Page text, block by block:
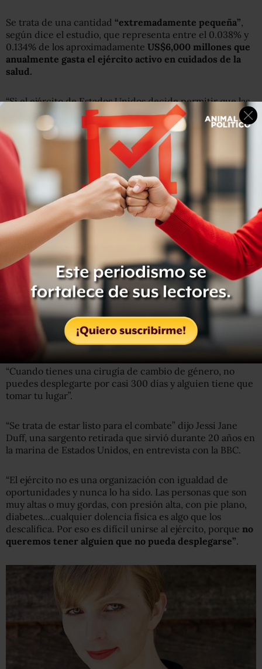
Se trata de una cantidad “extremadamente pequeña”
según dice el estudio, que representa entre el 0.038% y
0.134% de los aproximadamente US$6,000 millones que
anualmente gasta el ejército activo en cuidados de la
salud.
“Si el ejército de Estados Unidos decide permitir que las
personas transgénero se enlisten abiertamente, el
número sería probablemente una pequeña fracción del
total de las fuerzas armadas, y tendría un
mínimo
en los costos de preparación y atención médica”,
concluye el estudio.
Algunos medios locales señalaron este miércoles quetan
solo en Viagra -el medicamento para tratar la
disfunción eréctil en los hombres- el ejército de EU
gasta más de US$41 millones al año.
Apoyo a la medida
La congresista republicana Vicky Hartzler calificó este
estudio de “muy defectuoso”.
En entrevista con la cadena CNN dijo queladecisión
Trump mejorará el desempeño del ejército.
“Cuando tienes una cirugía de cambio de género, no
puedes desplegarte por casi 300 días y alguien tiene que
tomar tu lugar”.
“Se trata de estar listo para el combate” dijo Jessi Jane
Duff, una sargento retirada que sirvió durante 20 años en
la marina de Estados Unidos, en entrevista con la BBC.
“El ejército no es una organización con igualdad de
oportunidades y nunca lo ha sido. Las personas que son
muy altas o muy gordas, con presión alta, con pie plano,
diabetes…cualquier dolencia física es algo que los
descalifica. Por eso es difícil unirse al ejército, porque no
queremos tener alguien que no pueda desplegarse”.